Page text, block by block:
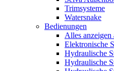
Trimsysteme
Watersnake
Bedienungen
Alles anzeigen
Elektronische
Hydraulische
Hydraulische